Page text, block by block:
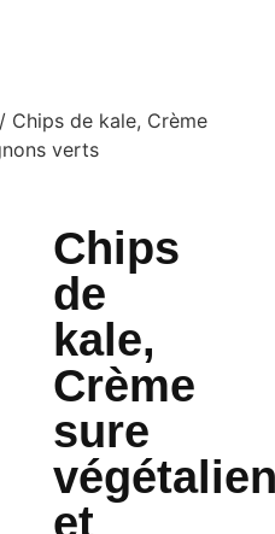
/ Chips de kale, Crème
verts
Chips
de
kale,
Crème
sure
et